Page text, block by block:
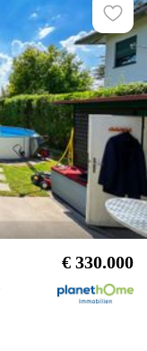
€ 330.000